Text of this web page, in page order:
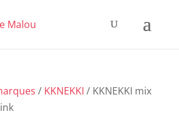
/ KKNEKKI / KKNEKKI mix